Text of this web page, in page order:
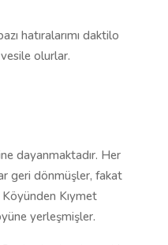
hatıralarımı daktilo
olurlar.
dayanmaktadır. Her
geri dönmüşler, fakat
Kıymet
yerleşmişler.